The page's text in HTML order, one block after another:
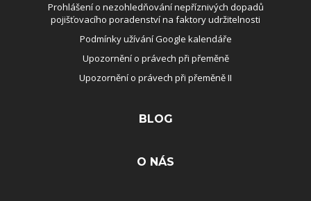
Prohlášení o nezohledňování nepříznivých dopadů
pojišťovacího poradenství na faktory udržitelnosti
Podmínky užívání Google kalendáře
Upozornění o právech při přeměně
Upozornění o právech při přeměně II
BLOG
O NÁS